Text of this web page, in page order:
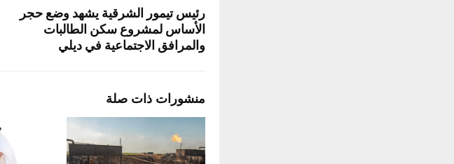
رئيس تيمور الشرقية يشهد وضع حجر
الأساس لمشروع سكن الطالبات
والمرافق الاجتماعية في ديلي
منشورات ذات صلة